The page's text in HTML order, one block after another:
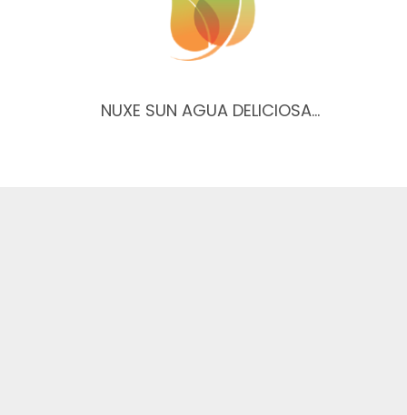
NUXE SUN AGUA DELICIOSA…